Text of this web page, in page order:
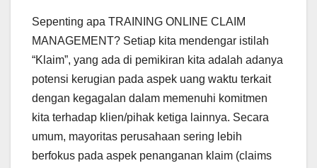
Sepenting apa TRAINING ONLINE CLAIM
MANAGEMENT? Setiap kita mendengar istilah
“Klaim”, yang ada di pemikiran kita adalah adanya
potensi kerugian pada aspek uang waktu terkait
dengan kegagalan dalam memenuhi komitmen
kita terhadap klien/pihak ketiga lainnya. Secara
umum, mayoritas perusahaan sering lebih
berfokus pada aspek penanganan klaim (claims